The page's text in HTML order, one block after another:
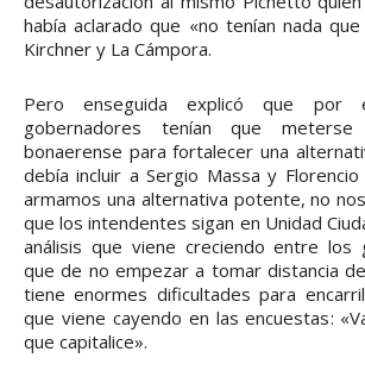
había aclarado que «no tenían nada
Kirchner y La Cámpora.
Pero enseguida explicó que por
gobernadores tenían que
bonaerense para fortalecer una
debía incluir a Sergio Massa y Florencio
armamos una alternativa potente, no
que los intendentes sigan en Unidad
análisis que viene creciendo entre los
que de no empezar a tomar distancia
tiene enormes dificultades para
que viene cayendo en las encuestas:
que capitalice».